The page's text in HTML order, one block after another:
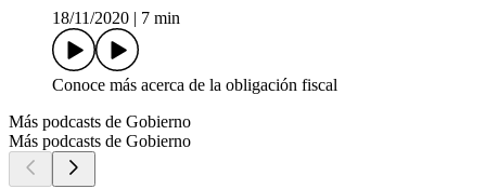
18/11/2020
7 min
Conoce más acerca de la obligación fiscal
Más podcasts de Gobierno
Más podcasts de Gobierno